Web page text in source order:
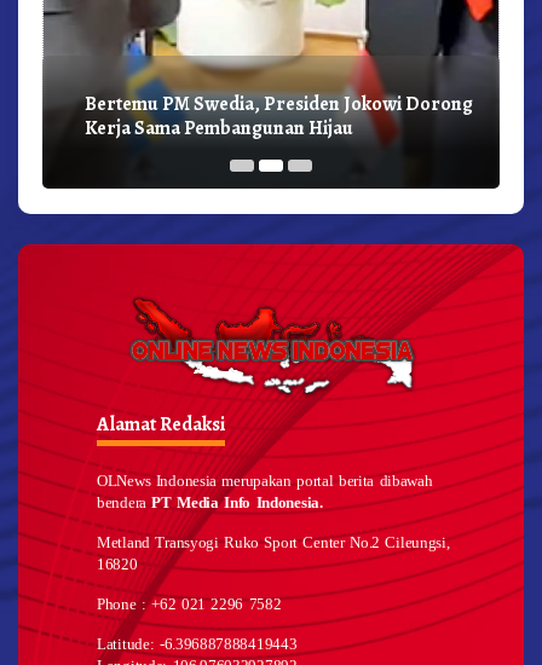
Bertemu PM Swedia, Presiden Jokowi Dorong
Kerja Sama Pembangunan Hijau
Alamat Redaksi
OLNews Indonesia merupakan portal berita dibawah
benderaPT Media Info Indonesia.
Metland Transyogi Ruko Sport Center No.2 Cileungsi,
16820
Phone : +62 021 2296 7582
Latitude: -6.396887888419443